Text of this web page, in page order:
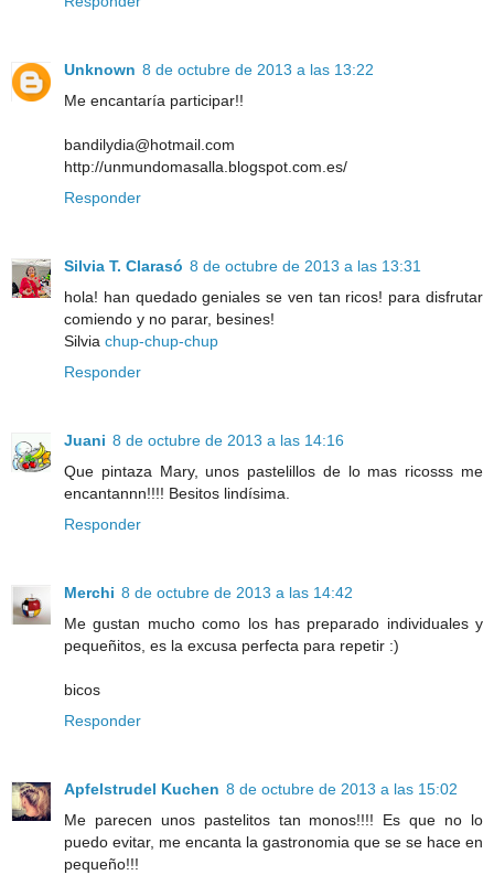
Unknown 8 de octubre de 2013 a las 13:22
Me encantaría participar!!
bandilydia@hotmail.com
http://unmundomasalla.blogspot.com.es/
Responder
Silvia T. Clarasó 8 de octubre de 2013 a las 13:31
hola! han quedado geniales se ven tan ricos! para disfrutar
comiendo y no parar, besines!
Silvia chup-chup-chup
Responder
Juani 8 de octubre de 2013 a las 14:16
Que pintaza Mary, unos pastelillos de lo mas ricosss me
encantannn!!!! Besitos lindísima.
Responder
Merchi 8 de octubre de 2013 a las 14:42
Me gustan mucho como los has preparado individuales y
pequeñitos, es la excusa perfecta para repetir :)
bicos
Responder
Apfelstrudel Kuchen 8 de octubre de 2013 a las 15:02
Me parecen unos pastelitos tan monos!!!! Es que no lo
puedo evitar, me encanta la gastronomia que se se hace en
pequeño!!!